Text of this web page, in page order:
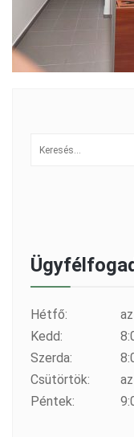
Hétfő:
Kedd:
Szerda:
Csütörtök:
Péntek: